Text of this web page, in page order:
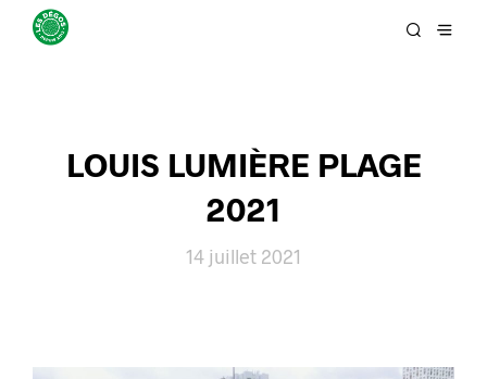
LOUIS LUMIÈRE PLAGE
2021
14 juillet 2021